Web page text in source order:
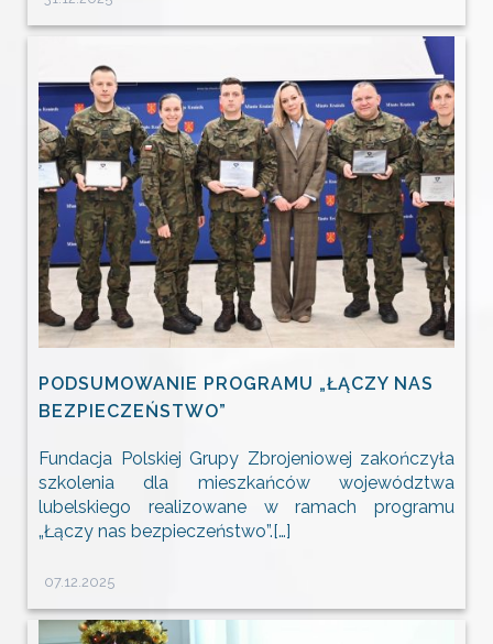
PODSUMOWANIE PROGRAMU „ŁĄCZY NAS
BEZPIECZEŃSTWO”
Fundacja Polskiej Grupy Zbrojeniowej zakończyła
szkolenia dla mieszkańców województwa
lubelskiego realizowane w ramach programu
„Łączy nas bezpieczeństwo”.[…]
07.12.2025